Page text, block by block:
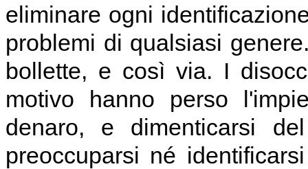
eliminare ogni
problemi di qualsiasi
bollette, e così via. I
motivo hanno perso
denaro, e dimenticarsi
preoccuparsi né